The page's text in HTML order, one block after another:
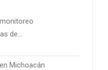
de
lluvias
Michoacán